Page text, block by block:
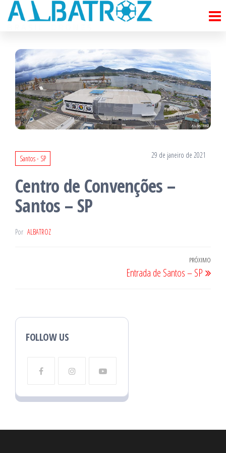
Pular
para
conteúdo
Santos - SP 29 de janeiro de 2021
Centro de Convenções –
Santos – SP
Por ALBATROZ
post
PRÓXIMO
Entrada de Santos – SP
FOLLOW US